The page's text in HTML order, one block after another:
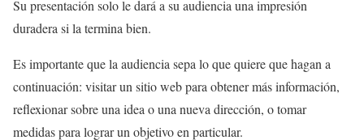
Su presentación solo le dará a su audiencia una impresión
duradera si la termina bien.
Es importante que la audiencia sepa lo que quiere que hagan a
continuación: visitar un sitio web para obtener más información,
reflexionar sobre una idea o una nueva dirección, o tomar
medidas para lograr un objetivo en particular.